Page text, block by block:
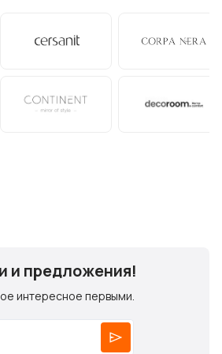
и предложения!
интересное первыми.